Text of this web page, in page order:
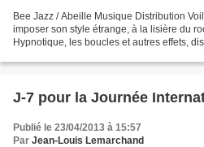
Bee Jazz / Abeille Musique Distribution
imposer son style étrange, à la lisière du
Hypnotique, les boucles et autres effets,
J-7 pour la Journée
Publié le 23/04/2013 à 15:57
Par Jean-Louis Lemarchand